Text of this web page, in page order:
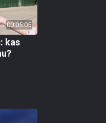
00:05:05
kas